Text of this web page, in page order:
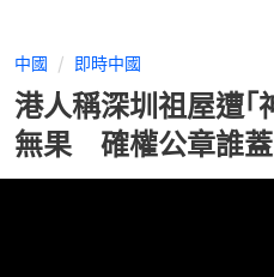
中國 即時中國
港人稱深圳祖屋遭｢
無果 確權公章誰